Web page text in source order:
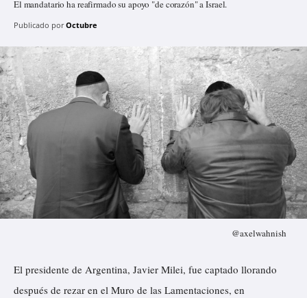
El mandatario ha reafirmado su apoyo "de corazón" a Israel.
Publicado por Octubre
@axelwahnish
El presidente de Argentina, Javier Milei, fue captado llorando
después de rezar en el Muro de las Lamentaciones, en